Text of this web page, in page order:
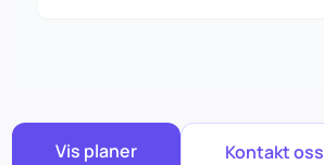
Vis planer Kontakt oss